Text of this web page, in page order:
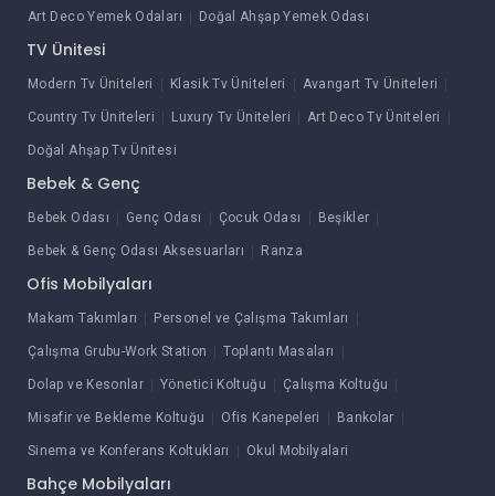
Art Deco Yemek Odaları Doğal Ahşap Yemek Odası
TV Ünitesi
Modern Tv Üniteleri Klasik Tv Üniteleri Avangart Tv Üniteleri
Country Tv Üniteleri Luxury Tv Üniteleri Art Deco Tv Üniteleri
Doğal Ahşap Tv Ünitesi
Bebek & Genç
Bebek Odası Genç Odası Çocuk Odası Beşikler
Bebek & Genç Odası Aksesuarları Ranza
Ofis Mobilyaları
Makam Takımları Personel ve Çalışma Takımları
Çalışma Grubu-Work Station Toplantı Masaları
Dolap ve Kesonlar Yönetici Koltuğu Çalışma Koltuğu
Misafir ve Bekleme Koltuğu Ofis Kanepeleri Bankolar
Sinema ve Konferans Koltukları Okul Mobilyalari
Bahçe Mobilyaları